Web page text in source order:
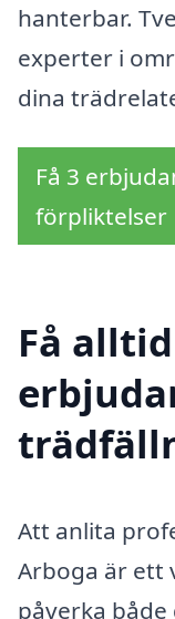
hanterbar.
experter i
dina
Få 3
förpliktelser
Få
Att anlita
Arboga är ett
påverka